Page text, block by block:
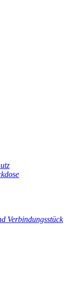
Verbindungsstück